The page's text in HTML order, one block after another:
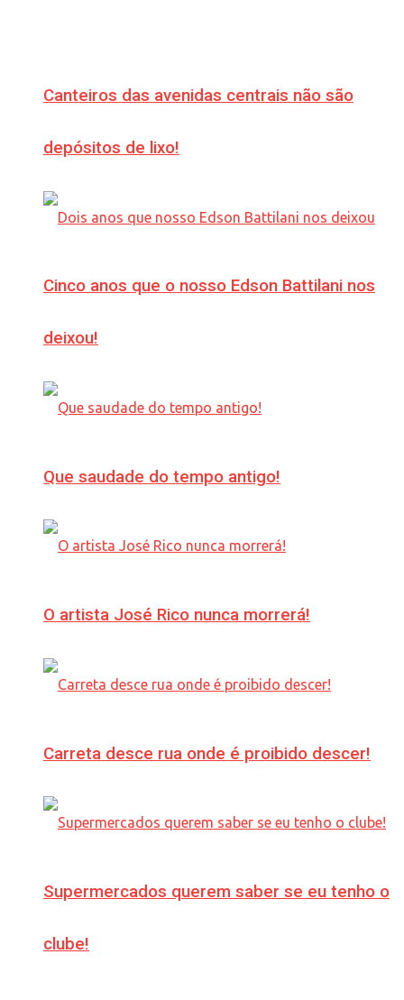
Canteiros das avenidas centrais não são
depósitos de lixo!
Cinco anos que o nosso Edson Battilani nos
deixou!
Que saudade do tempo antigo!
O artista José Rico nunca morrerá!
Carreta desce rua onde é proibido descer!
Supermercados querem saber se eu tenho o
clube!